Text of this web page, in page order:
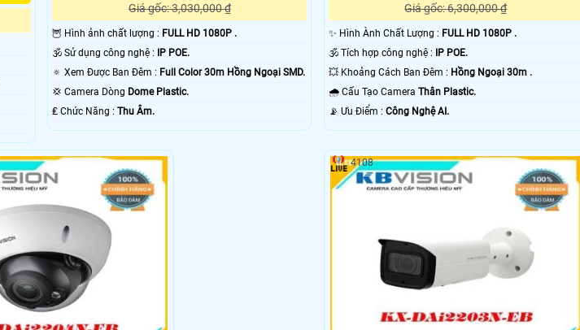
Giá gốc: 3,030,000 ₫
🦉 Hình ảnh chất lượng : FULL HD 1080P .
🕉️ Sử dụng công nghệ : IP POE.
🔅 Xem Được Ban Đêm : Full Color 30m Hồng Ngoại SMD.
💢 Camera Dòng Dome Plastic.
️₤ Chức Năng :Thu Âm.
Giá gốc: 6,300,000 ₫
✨ Hình Ành Chất Lượng : FULL HD 1080P .
🕉️ Tích hợp công nghệ : IP POE.
💥 Khoảng Cách Ban Đêm : Hồng Ngoại 30m .
🌧️ Cấu Tạo Camera Thân Plastic.
️📡 Ưu Điểm : Công Nghệ AI.
4108